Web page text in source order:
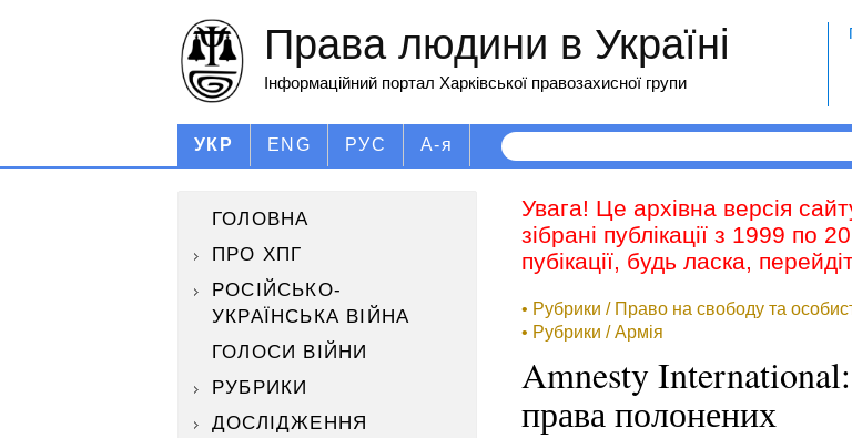
Права людини в Україні
Інформаційний портал Харківської правозахисної групи
УКР ENG РУС А-я
ГОЛОВНА
ПРО ХПГ
РОСІЙСЬКО-
УКРАЇНСЬКА ВІЙНА
ГОЛОСИ ВІЙНИ
РУБРИКИ
ДОСЛІДЖЕННЯ
Увага! Це архівна версія
зібрані публікації з 1999 по
пубікації, будь ласка,
• Рубрики / Право на свободу та
• Рубрики / Армія
Amnesty
права полонених